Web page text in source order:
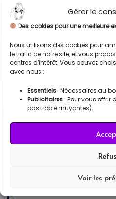
Gérer le
Des cookies pour une meilleure
Nous utilisons des cookies pour
le trafic de notre site, et vous
centres d’intérêt. Vous pouvez
avec nous :
Essentiels : Nécessaires au
Publicitaires : Pour vous offrir
pas trop ennuyantes).
Voir les
Se souvenir de moi
Se connecter
Mot de passe perdu ?
S’inscrire
Adresse e-mail*
Un lien permettant de